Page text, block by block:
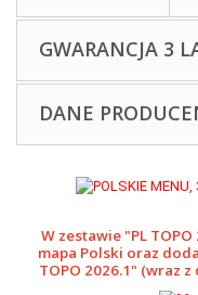
GWARANCJA 3
DANE
W zestawie "PL
mapa Polski oraz
TOPO 2026.1" (wraz